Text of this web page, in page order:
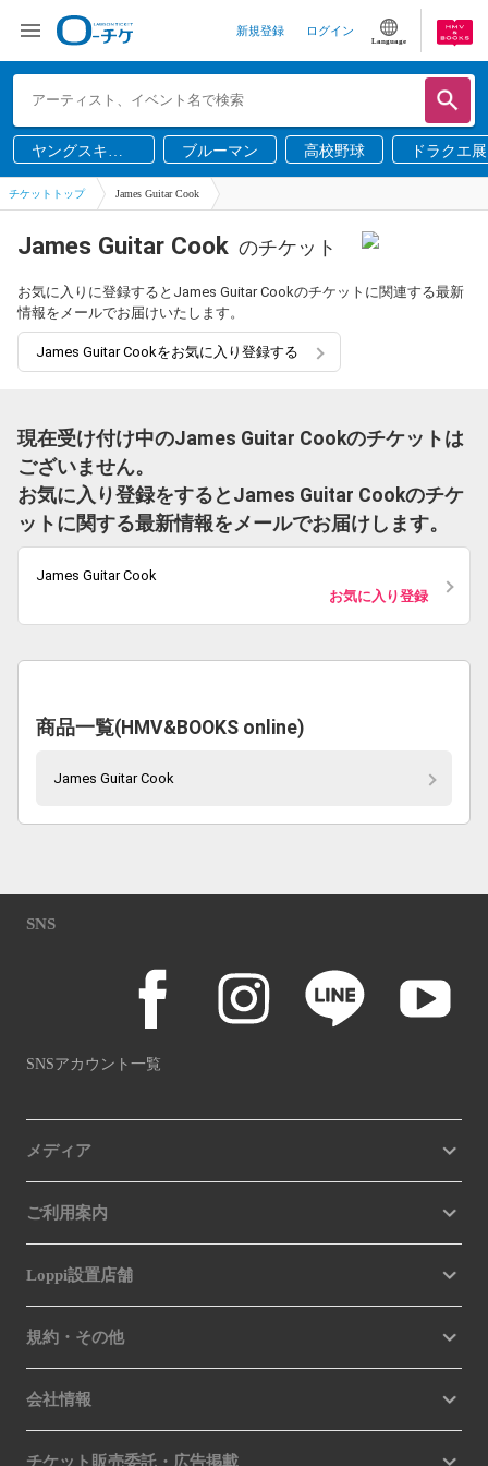
新規登録 ログイン
Language
ヤングスキニ
ー
ブルーマン 高校野球 ドラクエ展
チケットトップ James Guitar Cook
James Guitar Cook のチケット
お気に入りに登録するとJames Guitar Cookのチケットに関連する最新
情報をメールでお届けいたします。
James Guitar Cookをお気に入り登録する
現在受け付け中のJames Guitar Cookのチケットは
ございません。
お気に入り登録をするとJames Guitar Cookのチケ
ットに関する最新情報をメールでお届けします。
James Guitar Cook
お気に入り登録
商品一覧(HMV&BOOKS online)
James Guitar Cook
SNS
SNSアカウント一覧
メディア
ご利用案内
Loppi設置店舗
規約・その他
会社情報
チケット販売委託・広告掲載